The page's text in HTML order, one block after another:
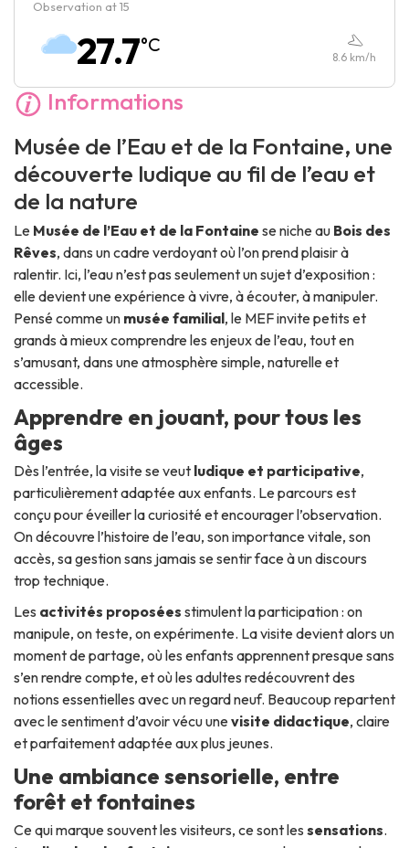
Dimanche :10:00-
Observation at 15
27.7°C
8.6 km/h
Informations
Musée de l’Eau et de la Fontaine, une
découverte ludique au fil de l’eau et
de la nature
Le Musée de l’Eau et de la Fontaine se niche au Bois des
Rêves, dans un cadre verdoyant où l’on prend plaisir à
ralentir. Ici, l’eau n’est pas seulement un sujet d’exposition :
elle devient une expérience à vivre, à écouter, à manipuler.
Pensé comme un musée familial, le MEF invite petits et
grands à mieux comprendre les enjeux de l’eau, tout en
s’amusant, dans une atmosphère simple, naturelle et
accessible.
Apprendre en jouant, pour tous les
âges
Dès l’entrée, la visite se veut ludique et participative,
particulièrement adaptée aux enfants. Le parcours est
conçu pour éveiller la curiosité et encourager l’observation.
On découvre l’histoire de l’eau, son importance vitale, son
accès, sa gestion sans jamais se sentir face à un discours
trop technique.
Les activités proposées stimulent la participation : on
manipule, on teste, on expérimente. La visite devient alors un
moment de partage, où les enfants apprennent presque sans
s’en rendre compte, et où les adultes redécouvrent des
notions essentielles avec un regard neuf. Beaucoup repartent
avec le sentiment d’avoir vécu unevisite didactique, claire
et parfaitement adaptée aux plus jeunes.
Une ambiance sensorielle, entre
forêt et fontaines
Ce qui marque souvent les visiteurs, ce sont les sensations.